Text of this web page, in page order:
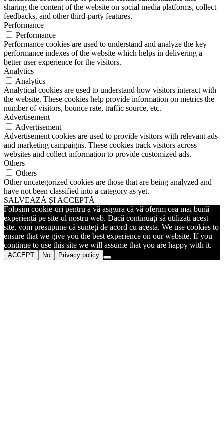
sharing the content of the website on social media platforms, collect
feedbacks, and other third-party features.
Performance
Performance
Performance cookies are used to understand and analyze the key
performance indexes of the website which helps in delivering a
better user experience for the visitors.
Analytics
Analytics
Analytical cookies are used to understand how visitors interact with
the website. These cookies help provide information on metrics the
number of visitors, bounce rate, traffic source, etc.
Advertisement
Advertisement
Advertisement cookies are used to provide visitors with relevant ads
and marketing campaigns. These cookies track visitors across
websites and collect information to provide customized ads.
Others
Others
Other uncategorized cookies are those that are being analyzed and
have not been classified into a category as yet.
SALVEAZĂ ȘI ACCEPTĂ
Folosim cookie-uri pentru a vă asigura că vă oferim cea mai bună
experiență pe site-ul nostru web. Dacă continuați să utilizați acest
site, vom presupune că sunteți de acord cu acesta. We use cookies to
ensure that we give you the best experience on our website. If you
continue to use this site we will assume that you are happy with it.
ACCEPT No Privacy policy